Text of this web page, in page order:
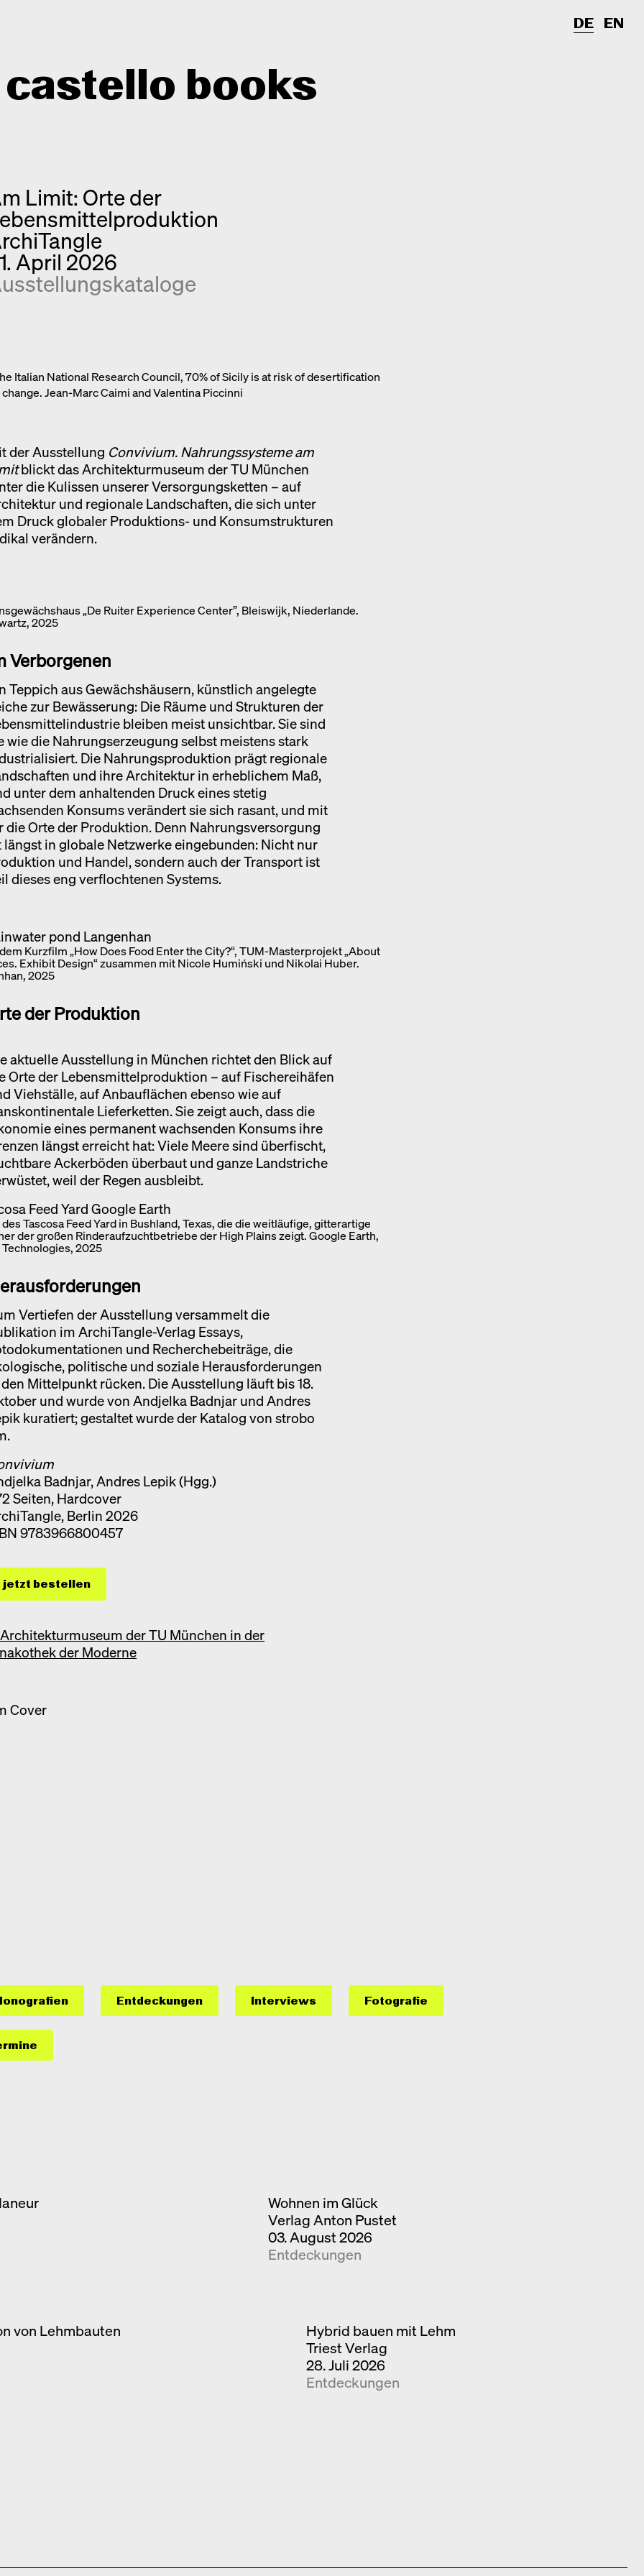
castello books
Kategorien
Interview
Kurznotizen
Neuerscheinungen
Monografien
Entdeckungen
Termine
Info
Newsletter
Kontakt
DE EN
Limit: Orte der
April 2026
Italian National Research Council, 70% of Sicily is at risk of desertification
Jean-Marc Caimi and Valentina Piccinni
der Ausstellung Convivium. Nahrungssysteme am
blickt das Architekturmuseum der TU München
die Kulissen unserer Versorgungsketten – auf
und regionale Landschaften, die sich unter
Druck globaler Produktions- und Konsumstrukturen
verändern.
„De Ruiter Experience Center”, Bleiswijk, Niederlande.
2025
Verborgenen
Teppich aus Gewächshäusern, künstlich angelegte
zur Bewässerung: Die Räume und Strukturen der
bleiben meist unsichtbar. Sie sind
wie die Nahrungserzeugung selbst meistens stark
Die Nahrungsproduktion prägt regionale
und ihre Architektur in erheblichem Maß,
unter dem anhaltenden Druck eines stetig
Konsums verändert sie sich rasant, und mit
die Orte der Produktion. Denn Nahrungsversorgung
längst in globale Netzwerke eingebunden: Nicht nur
und Handel, sondern auch der Transport ist
dieses eng verflochtenen Systems.
Kurzfilm „How Does Food Enter the City?“, TUM-Masterprojekt „About
Exhibit Design“ zusammen mit Nicole Humiński und Nikolai Huber.
2025
der Produktion
aktuelle Ausstellung in München richtet den Blick auf
Orte der Lebensmittelproduktion – auf Fischereihäfen
Viehställe, auf Anbauflächen ebenso wie auf
Lieferketten. Sie zeigt auch, dass die
eines permanent wachsenden Konsums ihre
längst erreicht hat: Viele Meere sind überfischt,
Ackerböden überbaut und ganze Landstriche
weil der Regen ausbleibt.
Tascosa Feed Yard in Bushland, Texas, die die weitläufige, gitterartige
der großen Rinderaufzuchtbetriebe der High Plains zeigt. Google Earth,
2025
Vertiefen der Ausstellung versammelt die
im ArchiTangle-Verlag Essays,
und Recherchebeiträge, die
politische und soziale Herausforderungen
Mittelpunkt rücken. Die Ausstellung läuft bis 18.
und wurde von Andjelka Badnjar und Andres
kuratiert; gestaltet wurde der Katalog von strobo
Badnjar, Andres Lepik (Hgg.)
Seiten, Hardcover
Berlin 2026
9783966800457
jetzt bestellen
der TU München in der
der Moderne
Entdeckungen Interviews Fotografie
Wohnen im Glück
Verlag Anton Pustet
03. August 2026
Entdeckungen
von Lehmbauten
Hybrid bauen mit Lehm
Triest Verlag
28. Juli 2026
Entdeckungen